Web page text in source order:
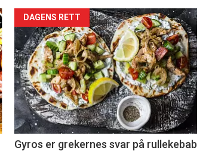
Forsiden
akkurat
nå
-
2
DAGENS RETT
Gyros er grekernes svar på rullekebab